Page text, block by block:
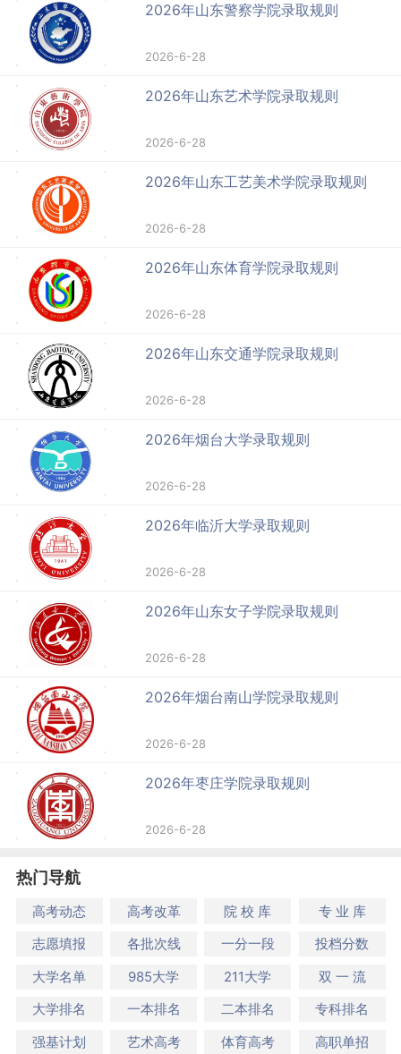
2026年山东警察学院录取规则
2026-6-28
2026年山东艺术学院录取规则
2026-6-28
2026年山东工艺美术学院录取规则
2026-6-28
2026年山东体育学院录取规则
2026-6-28
2026年山东交通学院录取规则
2026-6-28
2026年烟台大学录取规则
2026-6-28
2026年临沂大学录取规则
2026-6-28
2026年山东女子学院录取规则
2026-6-28
2026年烟台南山学院录取规则
2026-6-28
2026年枣庄学院录取规则
2026-6-28
热门导航
高考动态 高考改革 院 校 库
专 业 库
志愿填报
各批次线 一分一段
投档分数
大学名单
985大学 211大学
双 一 流
大学排名
一本排名 二本排名
专科排名
强基计划
艺术高考 体育高考 高职单招